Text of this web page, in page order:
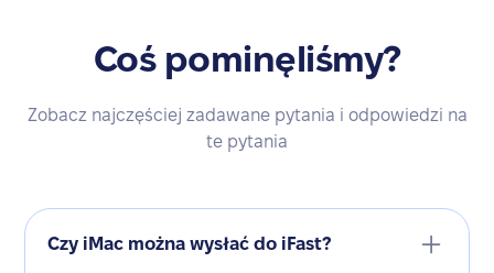
Coś pominęliśmy?
Zobacz najczęściej zadawane pytania i odpowiedzi na
te pytania
Czy iMac można wysłać do iFast?